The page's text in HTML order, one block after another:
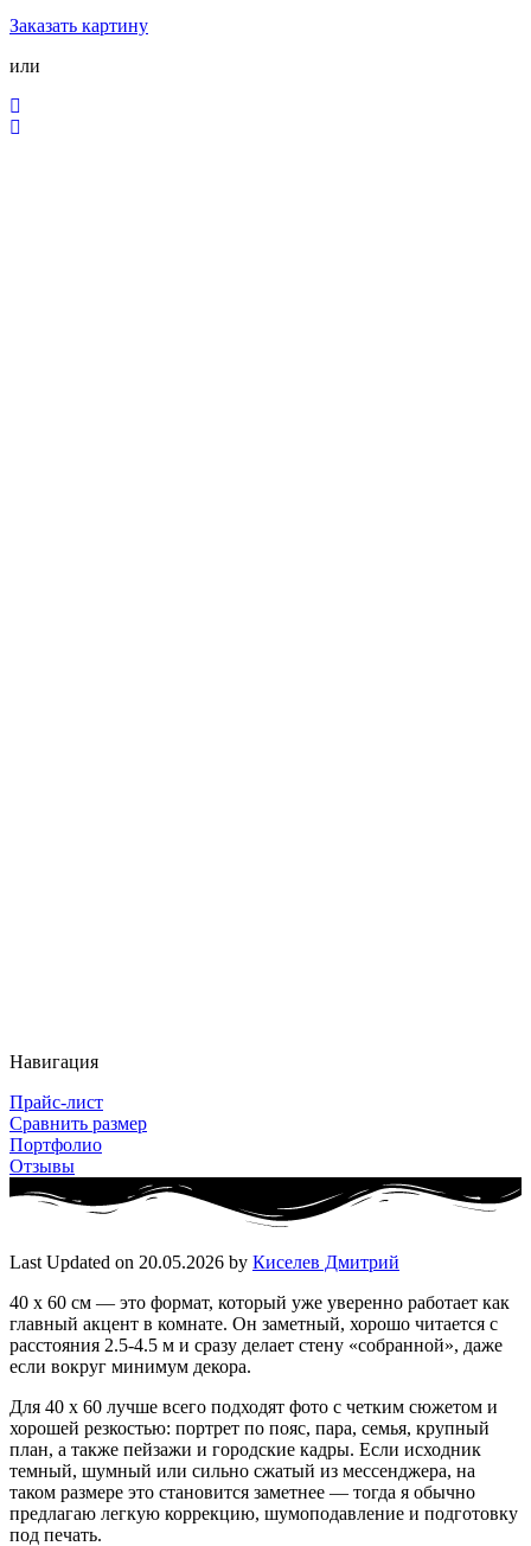
Заказать картину
или
Навигация
Прайс-лист
Сравнить размер
Портфолио
Отзывы
Last Updated on 20.05.2026 by Киселев Дмитрий
40 x 60 см — это формат, который уже уверенно работает как
главный акцент в комнате. Он заметный, хорошо читается с
расстояния 2.5-4.5 м и сразу делает стену «собранной», даже
если вокруг минимум декора.
Для 40 x 60 лучше всего подходят фото с четким сюжетом и
хорошей резкостью: портрет по пояс, пара, семья, крупный
план, а также пейзажи и городские кадры. Если исходник
темный, шумный или сильно сжатый из мессенджера, на
таком размере это становится заметнее — тогда я обычно
предлагаю легкую коррекцию, шумоподавление и подготовку
под печать.